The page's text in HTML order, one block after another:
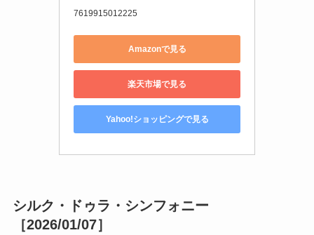
7619915012225
Amazonで見る
楽天市場で見る
Yahoo!ショッピングで見る
シルク・ドゥラ・シンフォニー
［2026/01/07］